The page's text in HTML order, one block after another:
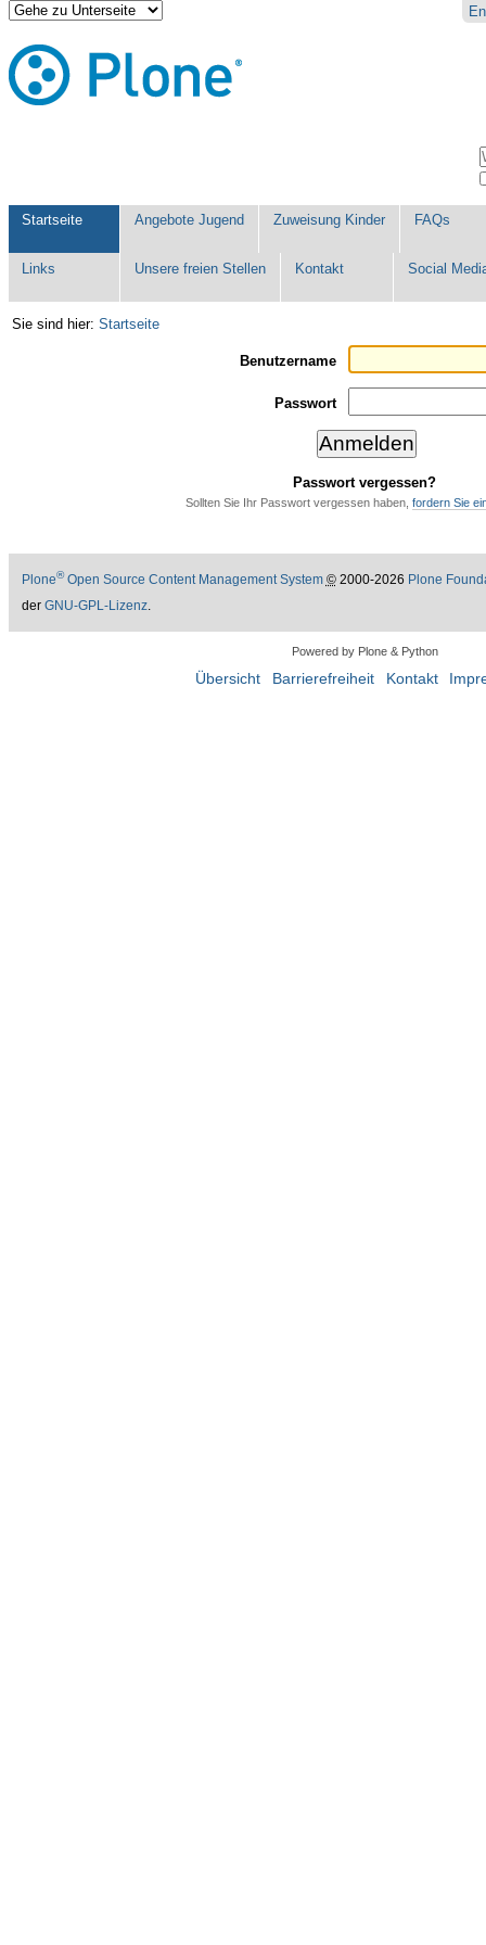
Direkt
zum
Inhalt
|
Direkt
zur
Benutzerspezifische
Werkzeuge
Startseite Angebote Jugend Zuweisung Kinder FAQs
Links Unsere freien Stellen Kontakt Social
Sie sind hier: Startseite
Benutzername
Passwort
Passwort vergessen?
Sollten Sie Ihr Passwort vergessen haben, fordern Sie
Plone®Open Source Content Management System ©2000-2026 Plone
der GNU-GPL-Lizenz.
Powered by Plone & Python
Übersicht Barrierefreiheit Kontakt